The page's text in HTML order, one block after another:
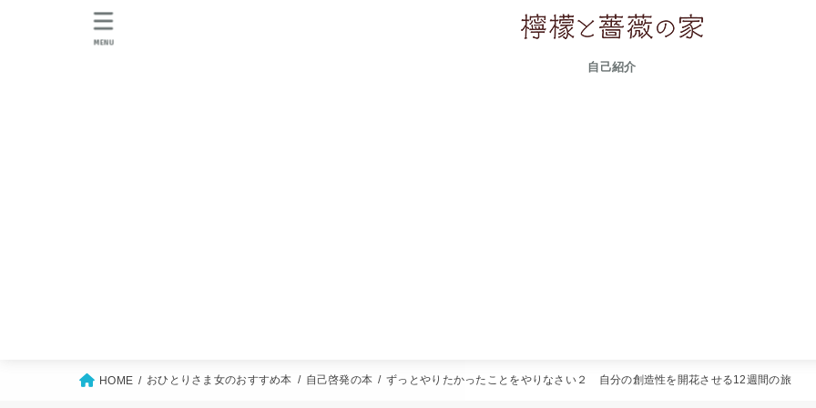
自己紹介
MENU
HOME おひとりさま女のおすすめ本 自己啓発の本 ずっとやりたかったことをやりなさい２ 自分の創造性を開花させる12週間の旅